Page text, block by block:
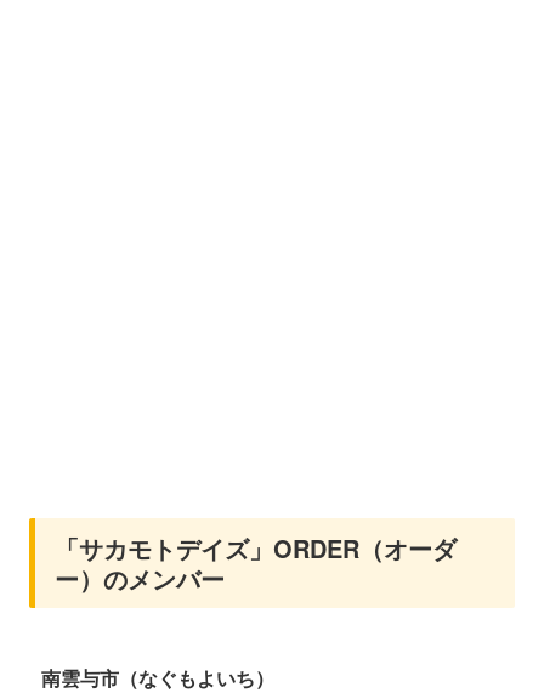
「サカモトデイズ」ORDER（オーダ
ー）のメンバー
南雲与市（なぐもよいち）